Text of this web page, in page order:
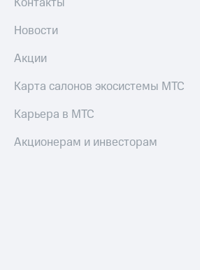
Новости
Акции
Карта салонов экосистемы МТС
Карьера в МТС
Акционерам и инвесторам